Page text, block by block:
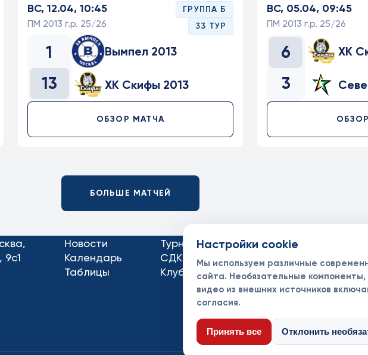
ВС, 12.04, 10:45
ПМ 2013 г.р. 25/26
ГРУППА Б
33 ТУР
1
13
Вымпел 2013
ХК Скифы 2013
ОБЗОР МАТЧА
ВС, 05.04, 09:45
ПМ 2013 г.р. 25/26
6
3
ХК
БОЛЬШЕ МАТЧЕЙ
9с1
Новости
Календарь
Таблицы
Турниры
СДК
Клубы
Контакты
Спонсоры и партнеры
Настройки cookie
Мы используем различные
сайта. Необязательные
видео из внешних источников
согласия.
Принять все Отклонить